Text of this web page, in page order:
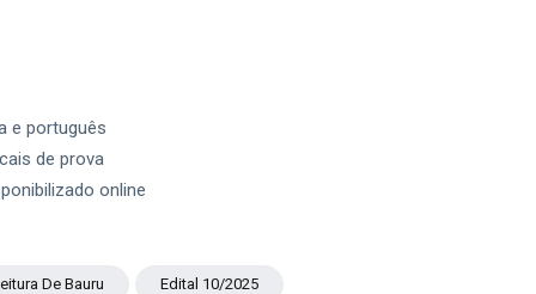
e português
de prova
online
De Bauru Edital 10/2025